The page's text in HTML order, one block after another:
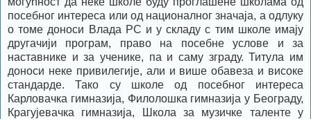
посебног интереса или од националног значаја, а одлуку
о томе доноси Влада РС и у складу с тим школе имају
другачији програм, право на посебне услове и за
наставнике и за ученике, па и саму зграду. Титула им
доноси неке привилегије, али и више обавеза и високе
стандарде. Тако су школе од посебног интереса
Карловачка гимназија, Филолошка гимназија у Београду,
Крагујевачка гимназија, Школа за музичке таленте у